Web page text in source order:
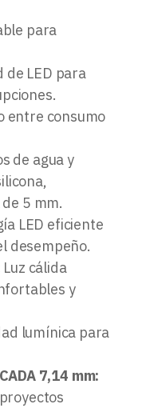
para
de LED para
entre consumo
de agua y
5 mm.
LED eficiente
desempeño.
Luz cálida
y
lumínica para
7,14 mm: